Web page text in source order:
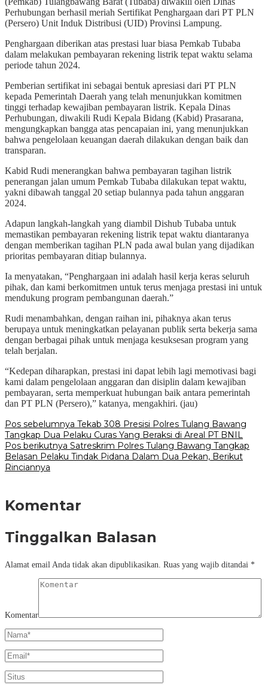
Perhubungan berhasil meriah Sertifikat Penghargaan dari PT PLN
(Persero) Unit Induk Distribusi (UID) Provinsi Lampung.
Penghargaan diberikan atas prestasi luar biasa Pemkab Tubaba
dalam melakukan pembayaran rekening listrik tepat waktu selama
periode tahun 2024.
Pemberian sertifikat ini sebagai bentuk apresiasi dari PT PLN
kepada Pemerintah Daerah yang telah menunjukkan komitmen
tinggi terhadap kewajiban pembayaran listrik. Kepala Dinas
Perhubungan, diwakili Rudi Kepala Bidang (Kabid) Prasarana,
mengungkapkan bangga atas pencapaian ini, yang menunjukkan
bahwa pengelolaan keuangan daerah dilakukan dengan baik dan
transparan.
Kabid Rudi menerangkan bahwa pembayaran tagihan listrik
penerangan jalan umum Pemkab Tubaba dilakukan tepat waktu,
yakni dibawah tanggal 20 setiap bulannya pada tahun anggaran
2024.
Adapun langkah-langkah yang diambil Dishub Tubaba untuk
memastikan pembayaran rekening listrik tepat waktu diantaranya
dengan memberikan tagihan PLN pada awal bulan yang dijadikan
prioritas pembayaran ditiap bulannya.
Ia menyatakan, “Penghargaan ini adalah hasil kerja keras seluruh
pihak, dan kami berkomitmen untuk terus menjaga prestasi ini untuk
mendukung program pembangunan daerah.”
Rudi menambahkan, dengan raihan ini, pihaknya akan terus
berupaya untuk meningkatkan pelayanan publik serta bekerja sama
dengan berbagai pihak untuk menjaga kesuksesan program yang
telah berjalan.
“Kedepan diharapkan, prestasi ini dapat lebih lagi memotivasi bagi
kami dalam pengelolaan anggaran dan disiplin dalam kewajiban
pembayaran, serta memperkuat hubungan baik antara pemerintah
dan PT PLN (Persero),” katanya, mengakhiri. (jau)
Navigasi
pos
Pos sebelumnya Tekab 308 Presisi Polres Tulang Bawang
Tangkap Dua Pelaku Curas Yang Beraksi di Areal PT BNIL
Pos berikutnya Satreskrim Polres Tulang Bawang Tangkap
Belasan Pelaku Tindak Pidana Dalam Dua Pekan, Berikut
Rinciannya
Komentar
Tinggalkan Balasan
Alamat email Anda tidak akan dipublikasikan. Ruas yang wajib ditandai *
Komentar